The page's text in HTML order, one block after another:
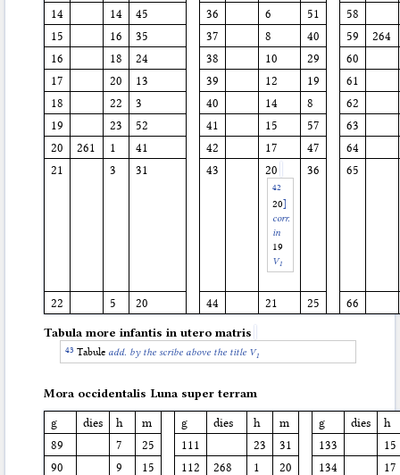
14
14 45 36 6 51
58
15
16 35 37 8 40 59
264
16
18 24 38 10 29
60
17
20 13 39 12 19
61
18
22 3 40 14 8
62
19
23 52 41 15 57
63
20
261 1 41 42 17 47
64
21
3 31 43 20
20]
corr.
in
19
V1
36 65
22 5 20 44 21 25 66
Tabula more infantis in utero matris
Tabule add. by the scribe above the title V1
Mora occidentalis Luna super terram
g dies h m g dies h m g dies
h
89
7 25 111 23 31 133
15
90
9 15 112 268 1 20 134
17